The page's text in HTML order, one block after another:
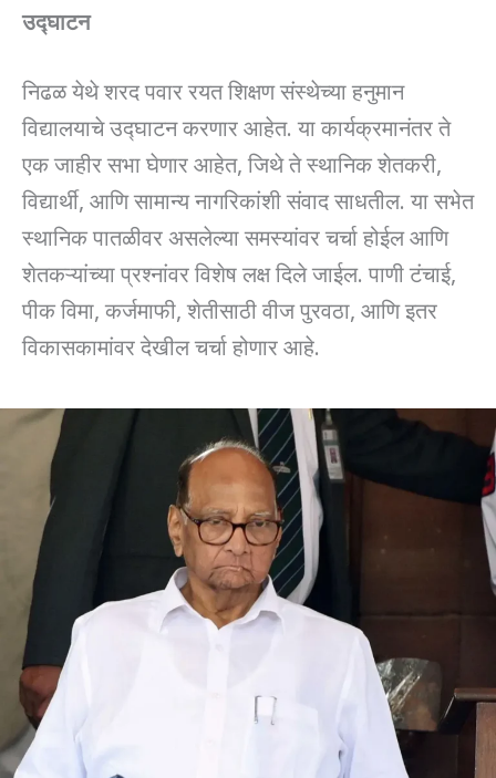
उद्घाटन
निढळ येथे शरद पवार रयत शिक्षण संस्थेच्या हनुमान
विद्यालयाचे उद्घाटन करणार आहेत. या कार्यक्रमानंतर ते
एक जाहीर सभा घेणार आहेत, जिथे ते स्थानिक शेतकरी,
विद्यार्थी, आणि सामान्य नागरिकांशी संवाद साधतील. या सभेत
स्थानिक पातळीवर असलेल्या समस्यांवर चर्चा होईल आणि
शेतकऱ्यांच्या प्रश्नांवर विशेष लक्ष दिले जाईल. पाणी टंचाई,
पीक विमा, कर्जमाफी, शेतीसाठी वीज पुरवठा, आणि इतर
विकासकामांवर देखील चर्चा होणार आहे.